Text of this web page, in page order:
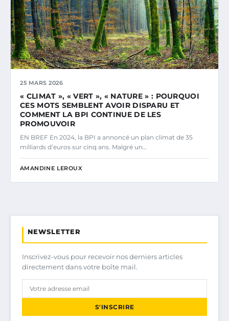
25 MARS 2026
« CLIMAT », « VERT », « NATURE » : POURQUOI
CES MOTS SEMBLENT AVOIR DISPARU ET
COMMENT LA BPI CONTINUE DE LES
PROMOUVOIR
EN BREF En 2024, la BPI a annoncé un plan climat de 35
milliards d’euros sur cinq ans. Malgré un…
AMANDINE LEROUX
NEWSLETTER
Inscrivez-vous pour recevoir nos derniers articles
directement dans votre boîte mail.
S'INSCRIRE